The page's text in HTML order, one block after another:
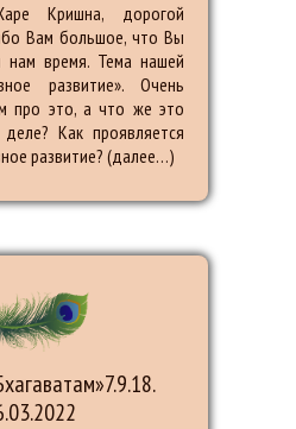
Кришна, дорогой
Вам большое, что Вы
нам время. Тема нашей
развитие». Очень
про это, а что же это
Как проявляется
развитие? (далее…)